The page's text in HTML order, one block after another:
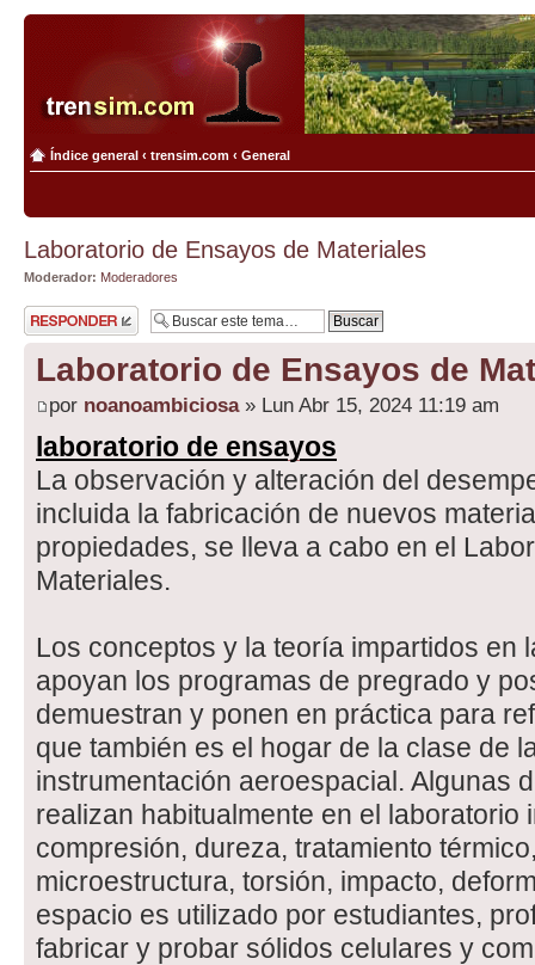
Índice general ‹ trensim.com ‹ General
Laboratorio de Ensayos de Materiales
Moderador: Moderadores
Publicar una
respuesta
Laboratorio de Ensayos de
por noanoambiciosa» Lun Abr 15, 2024 11:19 am
laboratorio de ensayos
La observación y alteración del
incluida la fabricación de nuevos
propiedades, se lleva a cabo en el
Materiales.
Los conceptos y la teoría impartidos en
apoyan los programas de pregrado y
demuestran y ponen en práctica para
que también es el hogar de la clase de
instrumentación aeroespacial. Algunas
realizan habitualmente en el laboratorio
compresión, dureza, tratamiento
microestructura, torsión, impacto,
espacio es utilizado por estudiantes,
fabricar y probar sólidos celulares y